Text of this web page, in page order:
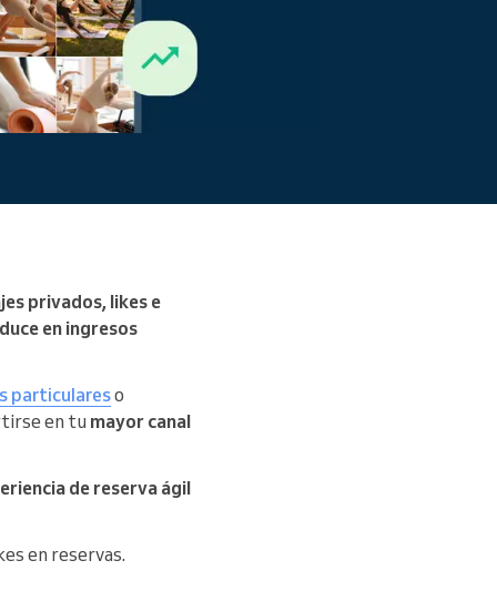
privados, likes e
en ingresos
particulareso
en tu mayor canal
de reserva ágil
en reservas.